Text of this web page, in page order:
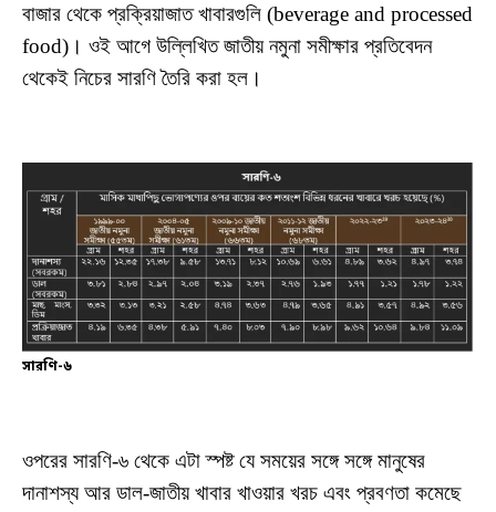
বাজার থেকে প্রক্রিয়াজাত খাবারগুলি (beverage and processed
food)। ওই আগে উল্লিখিত জাতীয় নমুনা সমীক্ষার প্রতিবেদন
থেকেই নিচের সারণি তৈরি করা হল।
সারণি-৬
ওপরের সারণি-৬ থেকে এটা স্পষ্ট যে সময়ের সঙ্গে সঙ্গে মানুষের
দানাশস্য আর ডাল-জাতীয় খাবার খাওয়ার খরচ এবং প্রবণতা কমেছে